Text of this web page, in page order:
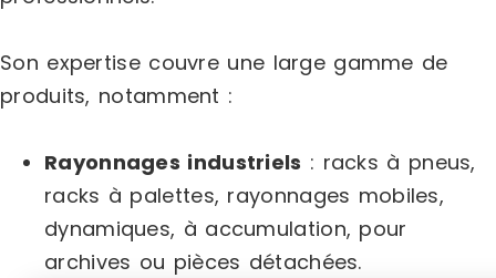
Son expertise couvre une large gamme de
produits, notamment :
Rayonnages industriels : racks à pneus,
racks à palettes, rayonnages mobiles,
dynamiques, à accumulation, pour
archives ou pièces détachées.